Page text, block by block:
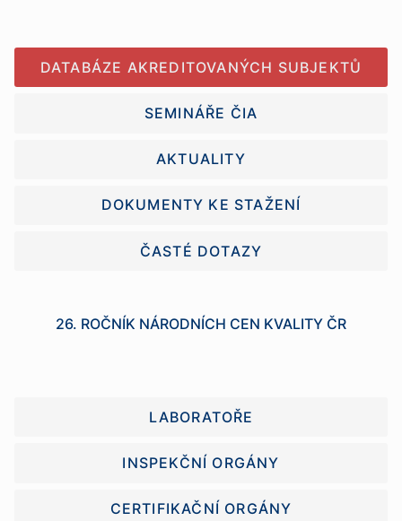
DATABÁZE AKREDITOVANÝCH SUBJEKTŮ
SEMINÁŘE ČIA
AKTUALITY
DOKUMENTY KE STAŽENÍ
ČASTÉ DOTAZY
26. ROČNÍK NÁRODNÍCH CEN KVALITY ČR
LABORATOŘE
INSPEKČNÍ ORGÁNY
CERTIFIKAČNÍ ORGÁNY